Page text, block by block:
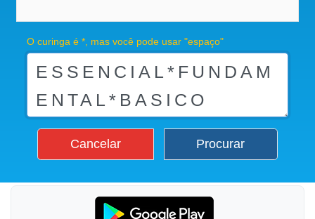
O curinga é *, mas você pode usar "espaço"
Cancelar Procurar